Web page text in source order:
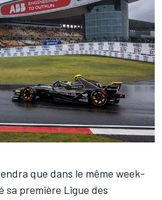
que dans le même week-
sa première Ligue des